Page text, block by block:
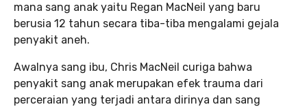
mana sang anak yaitu Regan MacNeil yang baru
berusia 12 tahun secara tiba-tiba mengalami gejala
penyakit aneh.
Awalnya sang ibu, Chris MacNeil curiga bahwa
penyakit sang anak merupakan efek trauma dari
perceraian yang terjadi antara dirinya dan sang